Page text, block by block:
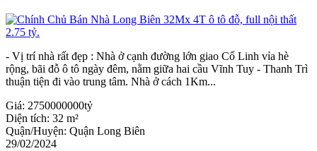
- Vị trí nhà rất đẹp : Nhà ở cạnh đường lớn giao Cổ Linh vỉa hè
rộng, bãi đỗ ô tô ngày đêm, nằm giữa hai cầu Vĩnh Tuy - Thanh Trì
thuận tiện đi vào trung tâm. Nhà ở cách 1Km...
Giá: 2750000000tỷ
Diện tích: 32 m²
Quận/Huyện: Quận Long Biên
29/02/2024